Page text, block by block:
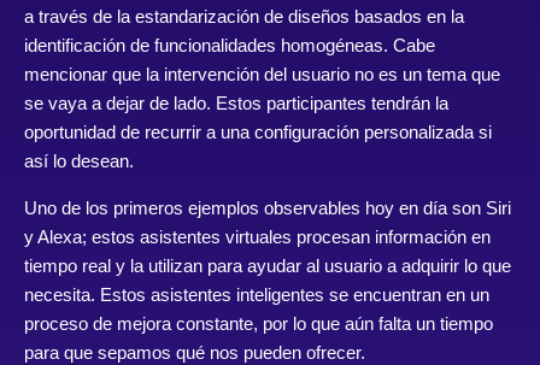
a través de la estandarización de diseños basados en la
identificación de funcionalidades homogéneas. Cabe
mencionar que la intervención del usuario no es un tema que
se vaya a dejar de lado. Estos participantes tendrán la
oportunidad de recurrir a una configuración personalizada si
así lo desean.
Uno de los primeros ejemplos observables hoy en día son Siri
y Alexa; estos asistentes virtuales procesan información en
tiempo real y la utilizan para ayudar al usuario a adquirir lo que
necesita. Estos asistentes inteligentes se encuentran en un
proceso de mejora constante, por lo que aún falta un tiempo
para que sepamos qué nos pueden ofrecer.